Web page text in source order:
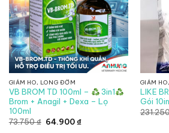
GIẢM HO, LONG ĐỜM
VB BROM TD 100ml –
3in1
Brom + Anagil + Dexa – Lọ
100ml
73.750₫ Giá
64.900₫Giá
GIẢM
LIKE
Gói